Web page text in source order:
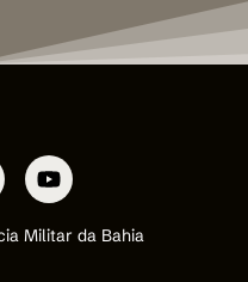
Militar da Bahia